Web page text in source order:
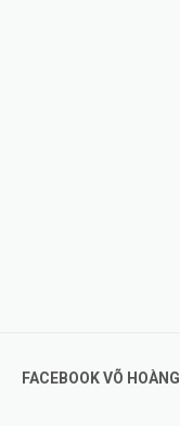
FACEBOOK VÕ HOÀNG